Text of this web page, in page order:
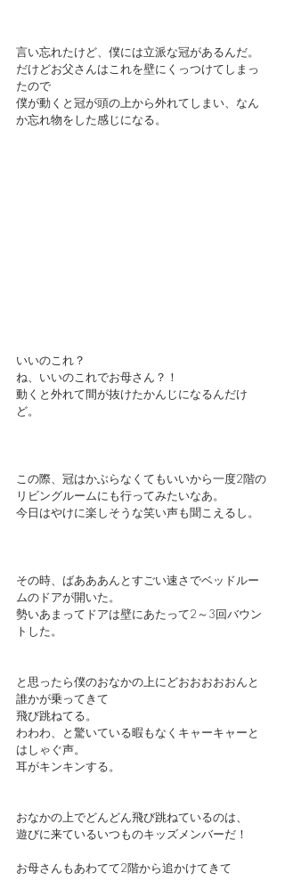
言い忘れたけど、僕には立派な冠があるんだ。
だけどお父さんはこれを壁にくっつけてしまっ
たので
僕が動くと冠が頭の上から外れてしまい、なん
か忘れ物をした感じになる。
いいのこれ？
ね、いいのこれでお母さん？！
動くと外れて間が抜けたかんじになるんだけ
ど。
この際、冠はかぶらなくてもいいから一度2階の
リビングルームにも行ってみたいなあ。
今日はやけに楽しそうな笑い声も聞こえるし。
その時、ばあああんとすごい速さでベッドルー
ムのドアが開いた。
勢いあまってドアは壁にあたって2～3回バウン
トした。
と思ったら僕のおなかの上にどおおおおおんと
誰かが乗ってきて
飛び跳ねてる。
わわわ、と驚いている暇もなくキャーキャーと
はしゃぐ声。
耳がキンキンする。
おなかの上でどんどん飛び跳ねているのは、
遊びに来ているいつものキッズメンバーだ！
お母さんもあわてて2階から追かけてきて